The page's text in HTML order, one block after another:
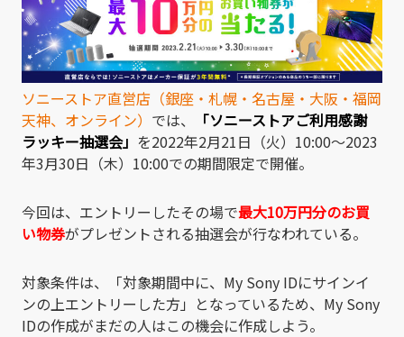
ソニーストア直営店（銀座・札幌・名古屋・大阪・福岡
天神、オンライン） では、
「ソニーストアご利用感謝
ラッキー抽選会」 を2022年2月21日（火）10:00～2023
年3月30日（木）10:00での期間限定で開催。
今回は、エントリーしたその場で最大10万円分のお買
い物券がプレゼントされる抽選会が行なわれている。
対象条件は、「対象期間中に、My Sony IDにサインイ
ンの上エントリーした方」となっているため、My Sony
IDの作成がまだの人はこの機会に作成しよう。